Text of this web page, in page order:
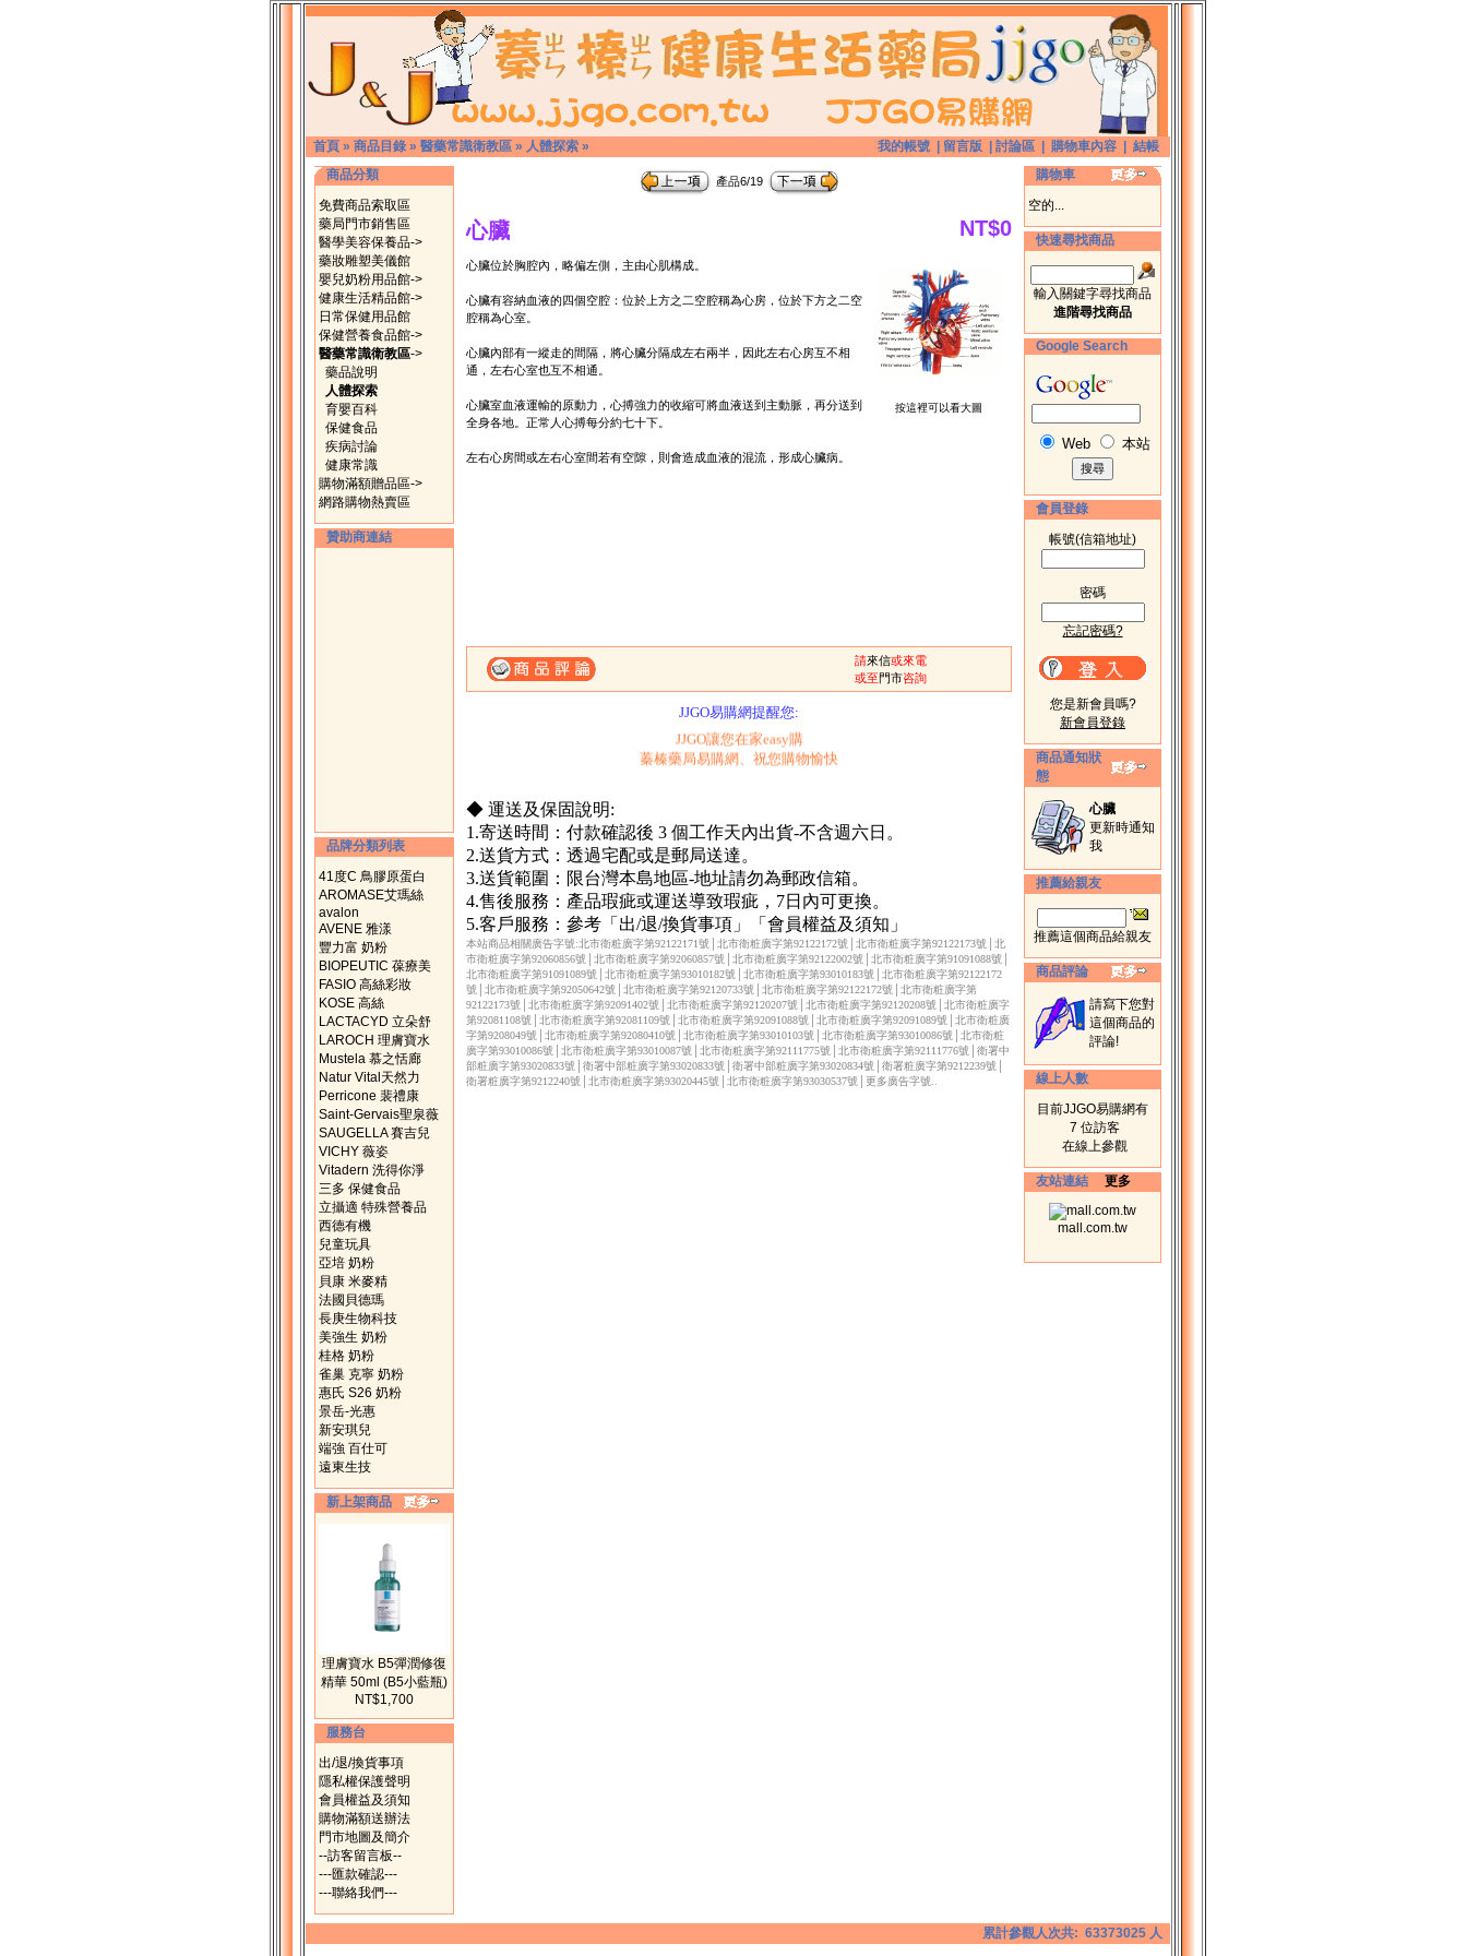
首頁 » 商品目錄 » 醫藥常識衛教區 » 人體探索 » 我的帳號 留言版 討論區 購物車內容
結帳
商品分類
免費商品索取區
藥局門市銷售區
醫學美容保養品->
藥妝雕塑美儀館
嬰兒奶粉用品館->
健康生活精品館->
日常保健用品館
保健營養食品館->
醫藥常識衛教區->
藥品說明
人體探索
育嬰百科
保健食品
疾病討論
健康常識
購物滿額贈品區->
網路購物熱賣區
贊助商連結
品牌分類列表
41度C 鳥膠原蛋白
AROMASE艾瑪絲
avalon
AVENE 雅漾
豐力富 奶粉
BIOPEUTIC 葆療美
FASIO 高絲彩妝
KOSE 高絲
LACTACYD 立朵舒
LAROCH 理膚寶水
Mustela 慕之恬廊
Natur Vital天然力
Perricone 裴禮康
Saint-Gervais聖泉薇
SAUGELLA 賽吉兒
VICHY 薇姿
Vitadern 洗得你淨
三多 保健食品
立攝適 特殊營養品
西德有機
兒童玩具
亞培 奶粉
貝康 米麥精
法國貝德瑪
長庚生物科技
美強生 奶粉
桂格 奶粉
雀巢 克寧 奶粉
惠氏 S26 奶粉
景岳-光惠
新安琪兒
端強 百仕可
遠東生技
新上架商品
理膚寶水 B5彈潤修復
精華 50ml (B5小藍瓶)
NT$1,700
服務台
出/退/換貨事項
隱私權保護聲明
會員權益及須知
購物滿額送辦法
門市地圖及簡介
--訪客留言板--
---匯款確認---
---聯絡我們---
產品6/19
心臟 NT$0
按這裡可以看大圖
心臟位於胸腔內，略偏左側，主由心肌構成。
心臟有容納血液的四個空腔：位於上方之二空腔稱為心房，位於下方之二空
腔稱為心室。
心臟內部有一縱走的間隔，將心臟分隔成左右兩半，因此左右心房互不相
通，左右心室也互不相通。
心臟室血液運輸的原動力，心搏強力的收縮可將血液送到主動脈，再分送到
全身各地。正常人心搏每分約七十下。
左右心房間或左右心室間若有空隙，則會造成血液的混流，形成心臟病。
請來信或來電
或至門市咨詢
JJGO易購網提醒您:
一、購滿1500元，免費送到府-未滿1500元運費150元。
二、購物滿2000元起送超質贈品-請參考滿額送辦法。
JJGO讓您在家easy購
蓁榛藥局易購網、祝您購物愉快
◆ 運送及保固說明:
1.寄送時間：付款確認後 3 個工作天內出貨-不含週六日。
2.送貨方式：透過宅配或是郵局送達。
3.送貨範圍：限台灣本島地區-地址請勿為郵政信箱。
4.售後服務：產品瑕疵或運送導致瑕疵，7日內可更換。
5.客戶服務：參考「出/退/換貨事項」「會員權益及須知」
本站商品相關廣告字號:北市衛粧廣字第92122171號│北市衛粧廣字第92122172號│北市衛粧廣字第92122173號│北
市衛粧廣字第92060856號│北市衛粧廣字第92060857號│北市衛粧廣字第92122002號│北市衛粧廣字第91091088號│
北市衛粧廣字第91091089號│北市衛粧廣字第93010182號│北市衛粧廣字第93010183號│北市衛粧廣字第92122172
號│北市衛粧廣字第92050642號│北市衛粧廣字第92120733號│北市衛粧廣字第92122172號│北市衛粧廣字第
92122173號│北市衛粧廣字第92091402號│北市衛粧廣字第92120207號│北市衛粧廣字第92120208號│北市衛粧廣字
第92081108號│北市衛粧廣字第92081109號│北市衛粧廣字第92091088號│北市衛粧廣字第92091089號│北市衛粧廣
字第9208049號│北市衛粧廣字第92080410號│北市衛粧廣字第93010103號│北市衛粧廣字第93010086號│北市衛粧
廣字第93010086號│北市衛粧廣字第93010087號│北市衛粧廣字第92111775號│北市衛粧廣字第92111776號│衛署中
部粧廣字第93020833號│衛署中部粧廣字第93020833號│衛署中部粧廣字第93020834號│衛署粧廣字第9212239號│
衛署粧廣字第9212240號│北市衛粧廣字第93020445號│北市衛粧廣字第93030537號│更多廣告字號..
購物車
空的...
快速尋找商品
輸入關鍵字尋找商品
進階尋找商品
Google Search
Web 本站
會員登錄
帳號(信箱地址)
密碼
忘記密碼?
您是新會員嗎?
新會員登錄
商品通知狀
態
心臟
更新時通知
我
推薦給親友
推薦這個商品給親友
商品評論
請寫下您對
這個商品的
評論!
線上人數
目前JJGO易購網有
7 位訪客
在線上參觀
友站連結 更多
mall.com.tw
累計參觀人次共: 63373025 人